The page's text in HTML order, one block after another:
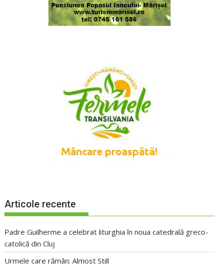
Articole recente
Padre Guilherme a celebrat liturghia în noua catedrală greco-
catolică din Cluj
Urmele care rămân: Almost Still